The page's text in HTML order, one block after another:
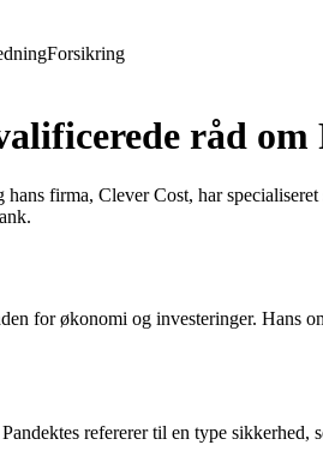
Forsikring
råd
firma, Clever Cost, har
for økonomi og investeringer.
refererer til en type